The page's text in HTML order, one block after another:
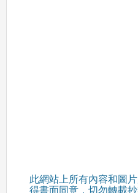
此網站上所有內容和圖
得書面同意，切勿轉載